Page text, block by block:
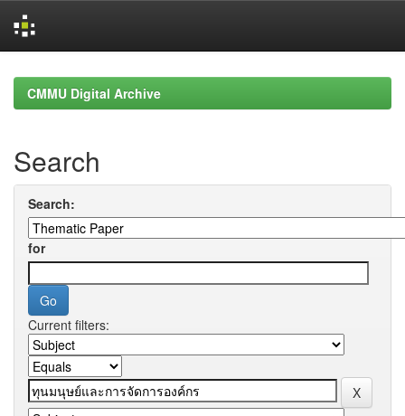
navigationCMMU Digital Archive
Search
Search:
for
Current filters: